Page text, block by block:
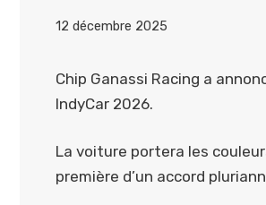
12 décembre 2025
Chip Ganassi Racing a
IndyCar 2026.
La voiture portera les
première d’un accord